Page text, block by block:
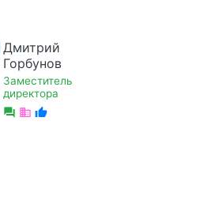
Дмитрий
Горбунов
Заместитель
директора
forum business thumb_up